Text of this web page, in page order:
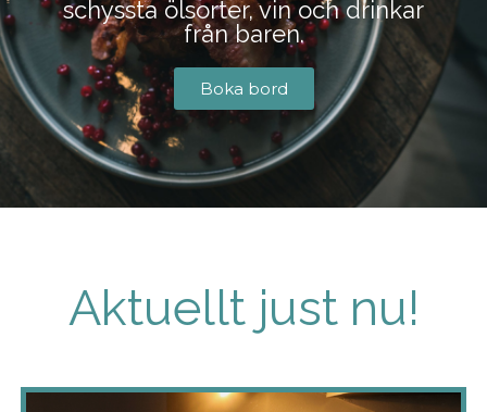
schyssta ölsorter, vin och drinkar
från baren.
Boka bord
Aktuellt just nu!